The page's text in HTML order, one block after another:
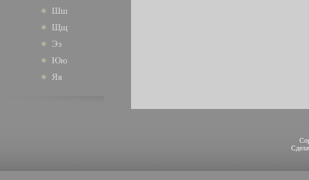
Шш
Щщ
Ээ
Юю
Яя